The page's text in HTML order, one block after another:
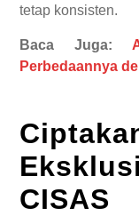
tetap konsisten.
Baca Juga:
Perbedaannya
CISAS